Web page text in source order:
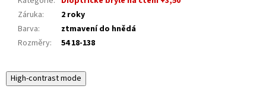
Záruka:
2 roky
Barva:
ztmavení do hnědá
Rozměry: 54 18-138
High-contrast mode